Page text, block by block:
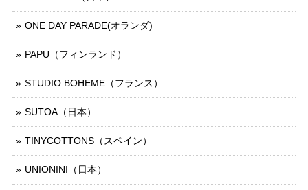
ONE DAY PARADE(オランダ)
PAPU（フィンランド）
STUDIO BOHEME（フランス）
SUTOA（日本）
TINYCOTTONS（スペイン）
UNIONINI（日本）